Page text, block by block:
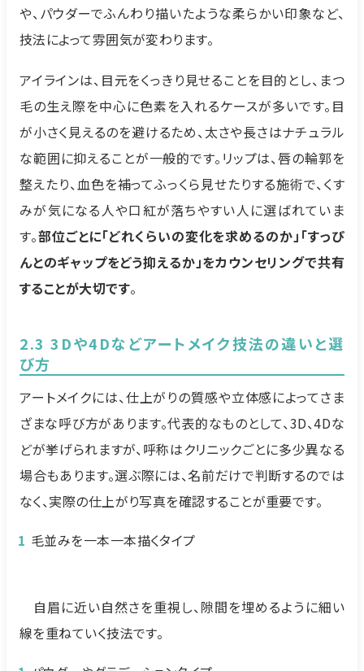
や、パウダーでふんわり描いたような柔らかい印象など、
技法によって雰囲気が変わります。
アイラインは、目元をくっきり見せることを目的とし、まつ
毛の生え際を中心に色素を入れるケースが多いです。目
が小さく見えるのを避けるため、太さや長さはナチュラル
な範囲に抑えることが一般的です。リップは、唇の輪郭を
整えたり、血色を補ってふっくら見せたりする施術で、くす
みが気になる人や口紅が落ちやすい人に選ばれていま
す。部位ごとに「どれくらいの変化を求めるのか」「すっぴ
んとのギャップをどう抑えるか」をカウンセリングで共有
することが大切です。
2.3 3Dや4Dなどアートメイク技法の違いと選
び方
アートメイクには、仕上がりの質感や立体感によってさま
ざまな呼び方があります。代表的なものとして、3D、4Dな
どが挙げられますが、呼称はクリニックごとに多少異なる
場合もあります。選ぶ際には、名前だけで判断するのでは
なく、実際の仕上がり写真を確認することが重要です。
毛並みを一本一本描くタイプ
自眉に近い自然さを重視し、隙間を埋めるように細い
線を重ねていく技法です。